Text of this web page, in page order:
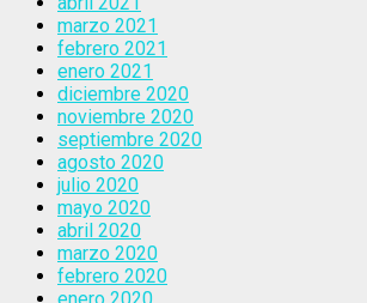
marzo 2021
febrero 2021
enero 2021
diciembre 2020
noviembre 2020
septiembre 2020
agosto 2020
julio 2020
mayo 2020
abril 2020
marzo 2020
febrero 2020